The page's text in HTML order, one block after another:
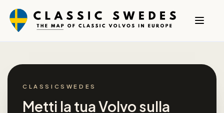
CLASSICSWEDES
Metti la tua Volvo sulla